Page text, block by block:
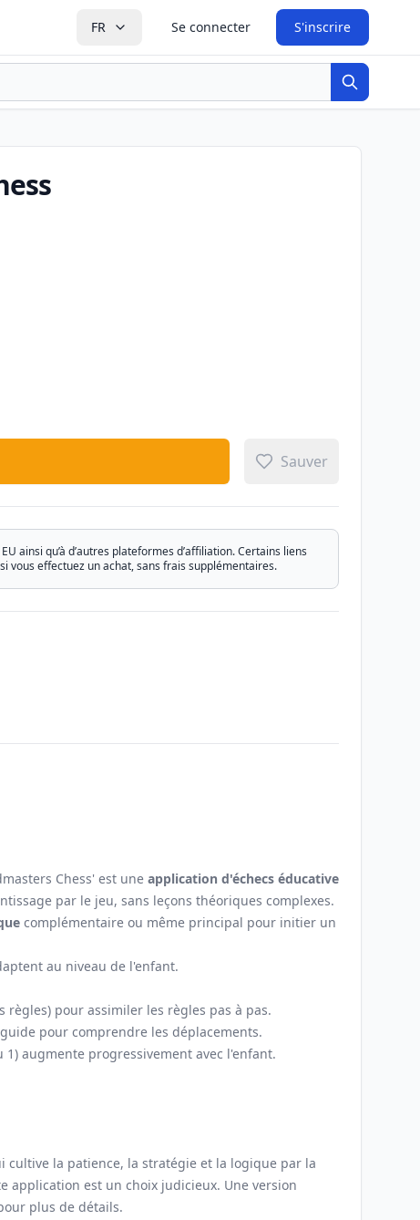
FR Se connecter S'inscrire
Recherche
Sauver
ainsi qu’à d’autres plateformes d’affiliation. Certains liens
vous effectuez un achat, sans frais supplémentaires.
Chess' est une application d'échecs éducative
par le jeu, sans leçons théoriques complexes.
complémentaire ou même principal pour initier un
au niveau de l'enfant.
règles) pour assimiler les règles pas à pas.
pour comprendre les déplacements.
augmente progressivement avec l'enfant.
cultive la patience, la stratégie et la logique par la
application est un choix judicieux. Une version
plus de détails.